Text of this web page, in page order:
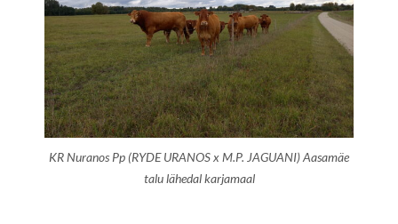
KR Nuranos Pp (RYDE URANOS x M.P. JAGUANI) Aasamäe
talu lähedal karjamaal